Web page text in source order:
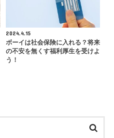
2024.4.15
ボーイは社会保険に入れる？将来
の不安を無くす福利厚生を受けよ
う！